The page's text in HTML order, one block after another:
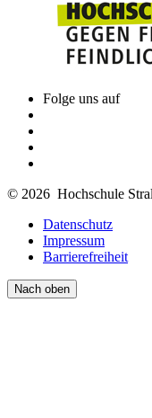
Folge uns auf
© 2026 Hochschule
Datenschutz
Impressum
Barrierefreiheit
Nach oben